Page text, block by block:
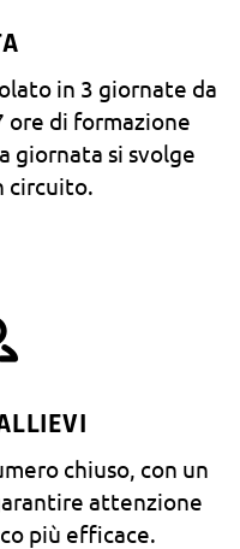
in 3 giornate da
ore di formazione
giornata si svolge
circuito.
chiuso, con un
attenzione
più efficace.